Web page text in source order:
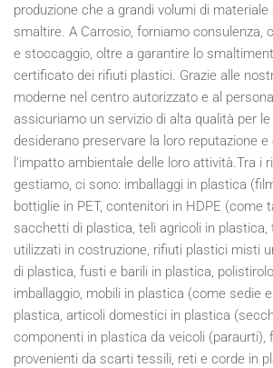
produzione che a grandi volumi di
smaltire. A Carrosio, forniamo consulenza,
e stoccaggio, oltre a garantire lo
certificato dei rifiuti plastici. Grazie alle
moderne nel centro autorizzato e al
assicuriamo un servizio di alta qualità per
desiderano preservare la loro reputazione
l'impatto ambientale delle loro attività.Tra i
gestiamo, ci sono: imballaggi in plastica
bottiglie in PET, contenitori in HDPE (come
sacchetti di plastica, teli agricoli in plastica,
utilizzati in costruzione, rifiuti plastici misti
di plastica, fusti e barili in plastica,
imballaggio, mobili in plastica (come sedie
plastica, articoli domestici in plastica
componenti in plastica da veicoli (paraurti),
provenienti da scarti tessili, reti e corde in